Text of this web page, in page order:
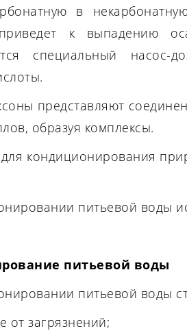
в
к выпадению
специальный
представляют
образуя комплексы.
кондиционирования
питьевой воды
питьевой воды
питьевой воды
от загрязнений;